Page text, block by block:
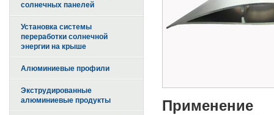
солнечных панелей
Установка системы
переработки солнечной
энергии на крыше
Алюминиевые профили
Экструдированные
алюминиевые продукты
Применение